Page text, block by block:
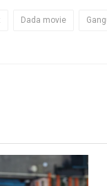
Dada movie